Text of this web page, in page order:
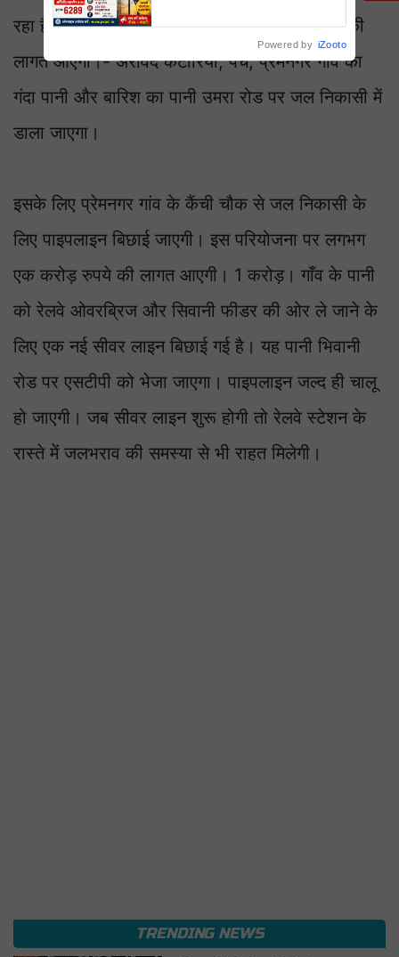
रहा है। इस पूरी परियोजना पर लगभग 3 करोड़ रुपये की
लागत आएगी।- अरविंद कटारिया, पंच, प्रेमनगर गाँव का
गंदा पानी और बारिश का पानी उमरा रोड पर जल निकासी में
डाला जाएगा।
इसके लिए प्रेमनगर गांव के कैंची चौक से जल निकासी के
लिए पाइपलाइन बिछाई जाएगी। इस परियोजना पर लगभग
एक करोड़ रुपये की लागत आएगी। 1 करोड़। गाँव के पानी
को रेलवे ओवरब्रिज और सिवानी फीडर की ओर ले जाने के
लिए एक नई सीवर लाइन बिछाई गई है। यह पानी भिवानी
रोड पर एसटीपी को भेजा जाएगा। पाइपलाइन जल्द ही चालू
हो जाएगी। जब सीवर लाइन शुरू होगी तो रेलवे स्टेशन के
रास्ते में जलभराव की समस्या से भी राहत मिलेगी।
TRENDING NEWS
Powered by iZooto